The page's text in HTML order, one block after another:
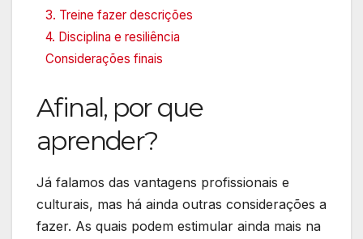
3. Treine fazer descrições
4. Disciplina e resiliência
Considerações finais
Afinal, por que
aprender?
Já falamos das vantagens profissionais e
culturais, mas há ainda outras considerações a
fazer. As quais podem estimular ainda mais na